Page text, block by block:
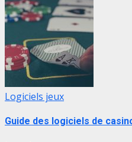
Logiciels jeux
Guide des logiciels de